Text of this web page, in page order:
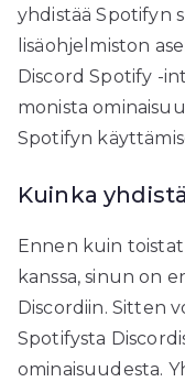
yhdistää Spotifyn
lisäohjelmiston
Discord Spotify -
monista
Spotifyn
Kuinka
Ennen kuin toistat
kanssa, sinun on
Discordiin. Sitten
Spotifysta
ominaisuudesta.